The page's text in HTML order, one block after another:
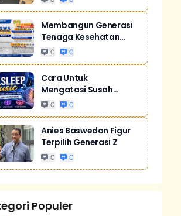
Membangun Generasi
Tenaga Kesehatan
Unggul Dan Men...
0 0
Cara Untuk
Mengatasi Susah
Tidur Akibat Stres
0 0
Anies Baswedan Figur
Terpilih Generasi Z
0 0
Populer